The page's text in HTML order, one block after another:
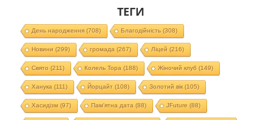
ТЕГИ
День народження(708) Благодійність(308)
Новини (299) громада (267) Ліцей (216)
Свято (211) Колель Тора (188) Жіночий клуб (149)
Ханука (111) Йорцайт (108) Золотий вік(105)
Хасидізм (97) Пам'ятна дата (88) JFuture (88)